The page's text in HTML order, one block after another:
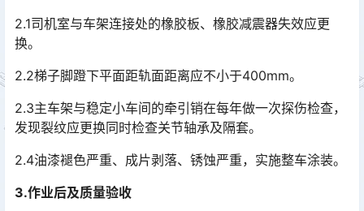
2.1司机室与车架连接处的橡胶板、橡胶减震器失效应更
换。
2.2梯子脚蹬下平面距轨面距离应不小于400mm。
2.3主车架与稳定小车间的牵引销在每年做一次探伤检查，
发现裂纹应更换同时检查关节轴承及隔套。
2.4油漆褪色严重、成片剥落、锈蚀严重，实施整车涂装。
3.作业后及质量验收